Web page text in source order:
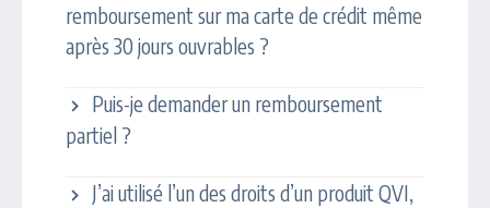
remboursement sur ma carte de crédit même
après 30 jours ouvrables ?
Puis-je demander un remboursement
partiel ?
J’ai utilisé l’un des droits d’un produit QVI,